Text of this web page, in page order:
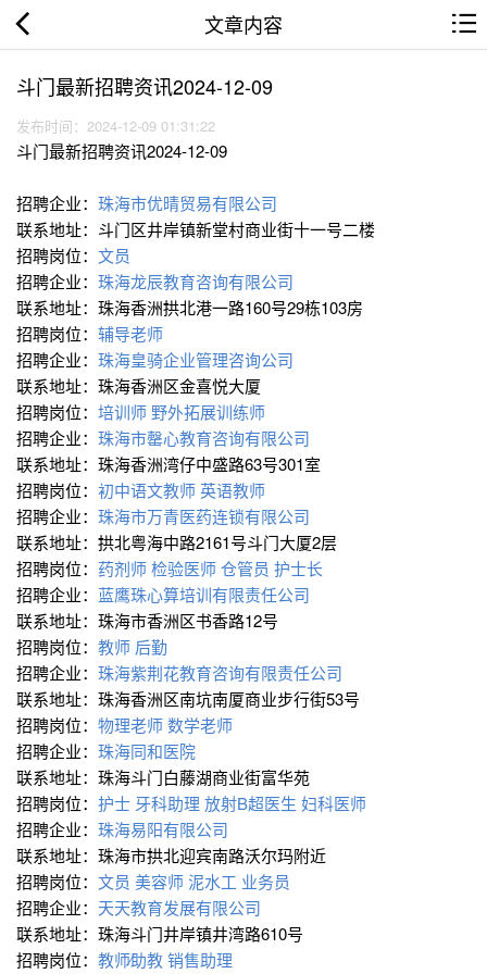
文章内容
斗门最新招聘资讯2024-12-09
发布时间：2024-12-09 01:31:22
斗门最新招聘资讯2024-12-09
招聘企业： 珠海市优晴贸易有限公司
联系地址：斗门区井岸镇新堂村商业街十一号二楼
招聘岗位： 文员
招聘企业： 珠海龙辰教育咨询有限公司
联系地址：珠海香洲拱北港一路160号29栋103房
招聘岗位： 辅导老师
招聘企业： 珠海皇骑企业管理咨询公司
联系地址：珠海香洲区金喜悦大厦
招聘岗位： 培训师 野外拓展训练师
招聘企业： 珠海市罄心教育咨询有限公司
联系地址：珠海香洲湾仔中盛路63号301室
招聘岗位： 初中语文教师英语教师
招聘企业： 珠海市万青医药连锁有限公司
联系地址：拱北粤海中路2161号斗门大厦2层
招聘岗位： 药剂师检验医师仓管员 护士长
招聘企业： 蓝鹰珠心算培训有限责任公司
联系地址：珠海市香洲区书香路12号
招聘岗位： 教师 后勤
招聘企业： 珠海紫荆花教育咨询有限责任公司
联系地址：珠海香洲区南坑南厦商业步行街53号
招聘岗位： 物理老师数学老师
招聘企业： 珠海同和医院
联系地址：珠海斗门白藤湖商业街富华苑
招聘岗位： 护士 牙科助理 放射B超医生 妇科医师
招聘企业： 珠海易阳有限公司
联系地址：珠海市拱北迎宾南路沃尔玛附近
招聘岗位： 文员 美容师 泥水工 业务员
招聘企业： 天天教育发展有限公司
联系地址：珠海斗门井岸镇井湾路610号
招聘岗位： 教师∕助教销售助理